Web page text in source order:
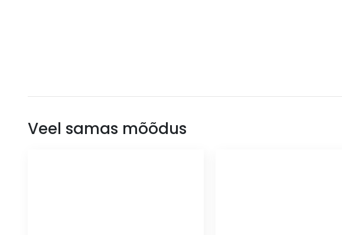
Veel samas mõõdus